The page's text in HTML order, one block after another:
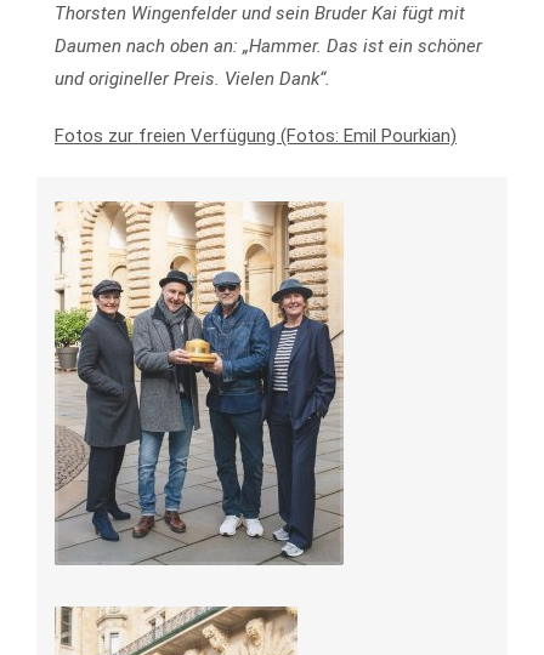
Thorsten Wingenfelder und sein Bruder Kai fügt mit
Daumen nach oben an: „Hammer. Das ist ein schöner
und origineller Preis. Vielen Dank“.
Fotos zur freien Verfügung (Fotos: Emil Pourkian)